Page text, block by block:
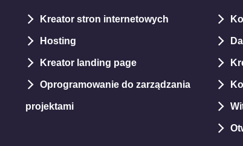
Kreator stron internetowych
Hosting
Kreator landing page
Oprogramowanie do zarządzania
projektami